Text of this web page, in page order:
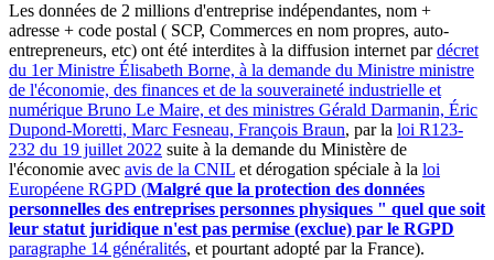
Les données de 2 millions d'entreprise indépendantes, nom +
adresse + code postal ( SCP, Commerces en nom propres, auto-
entrepreneurs, etc) ont été interdites à la diffusion internet pardécret
du 1er Ministre Élisabeth Borne, à la demande du Ministre ministre
de l'économie, des finances et de la souveraineté industrielle et
numérique Bruno Le Maire, et des ministres Gérald Darmanin, Éric
Dupond-Moretti, Marc Fesneau, François Braun, par la loi R123-
232 du 19 juillet 2022 suite à la demande du Ministère de
l'économie avec avis de la CNIL et dérogation spéciale à la loi
Européene RGPD (Malgré que la protection des données
personnelles des entreprises personnes physiques " quel que soit
leur statut juridique n'est pas permise (exclue) par le RGPD
paragraphe 14 généralités, et pourtant adopté par la France).